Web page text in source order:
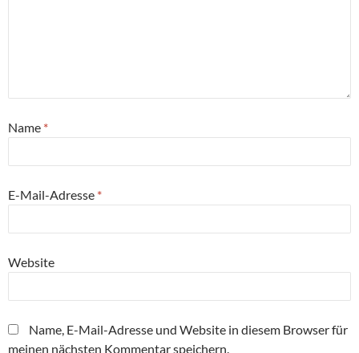
Name *
E-Mail-Adresse *
Website
Name, E-Mail-Adresse und Website in diesem Browser für
meinen nächsten Kommentar speichern.